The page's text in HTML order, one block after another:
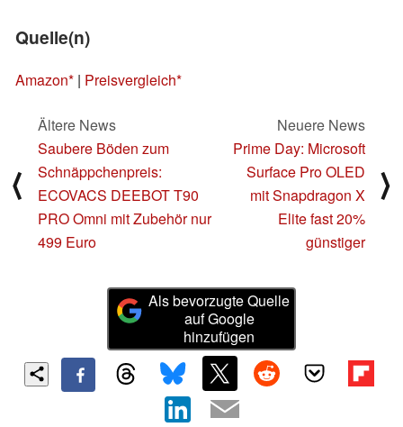
Quelle(n)
Amazon | Preisvergleich
⟨
Ältere News
Saubere Böden zum
Schnäppchenpreis:
ECOVACS DEEBOT T90
PRO Omni mit Zubehör nur
499 Euro
Neuere News
Prime Day: Microsoft
Surface Pro OLED
mit Snapdragon X
Elite fast 20%
günstiger
⟩
Als bevorzugte Quelle
auf Google
hinzufügen